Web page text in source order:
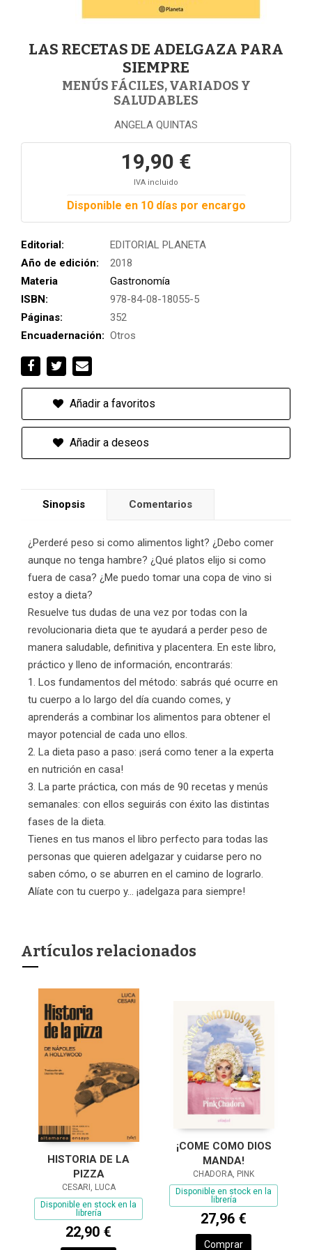
LAS RECETAS DE ADELGAZA PARA
SIEMPRE
MENÚS FÁCILES, VARIADOS Y
SALUDABLES
ANGELA QUINTAS
19,90 €
IVA incluido
Disponible en 10 días por encargo
Editorial:
EDITORIAL PLANETA
Año de edición:
2018
Materia
Gastronomía
ISBN:
978-84-08-18055-5
Páginas:
352
Encuadernación: Otros
Añadir a favoritos
Añadir a deseos
Sinopsis Comentarios
¿Perderé peso si como alimentos light? ¿Debo comer
aunque no tenga hambre? ¿Qué platos elijo si como
fuera de casa? ¿Me puedo tomar una copa de vino si
estoy a dieta?
Resuelve tus dudas de una vez por todas con la
revolucionaria dieta que te ayudará a perder peso de
manera saludable, definitiva y placentera. En este libro,
práctico y lleno de información, encontrarás:
1. Los fundamentos del método: sabrás qué ocurre en
tu cuerpo a lo largo del día cuando comes, y
aprenderás a combinar los alimentos para obtener el
mayor potencial de cada uno ellos.
2. La dieta paso a paso: ¡será como tener a la experta
en nutrición en casa!
3. La parte práctica, con más de 90 recetas y menús
semanales: con ellos seguirás con éxito las distintas
fases de la dieta.
Tienes en tus manos el libro perfecto para todas las
personas que quieren adelgazar y cuidarse pero no
saben cómo, o se aburren en el camino de lograrlo.
Alíate con tu cuerpo y... ¡adelgaza para siempre!
Artículos relacionados
HISTORIA DE LA
PIZZA
CESARI, LUCA
Disponible en stock en la
librería
22,90 €
¡COME COMO DIOS
MANDA!
CHADORA, PINK
Disponible en stock en la
librería
27,96 €
Comprar